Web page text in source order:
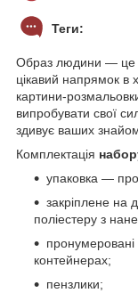
Теги:
Образ людини — це
цікавий напрямок в
картини-
випробувати свої
здивує ваших
Комплектація
упаковка —
закріплене на
поліестеру з
контейнерах;
пензлики;